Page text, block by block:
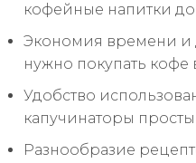
кофейные напитки
Экономия времени и
нужно покупать кофе
Удобство
капучинаторы
Разнообразие